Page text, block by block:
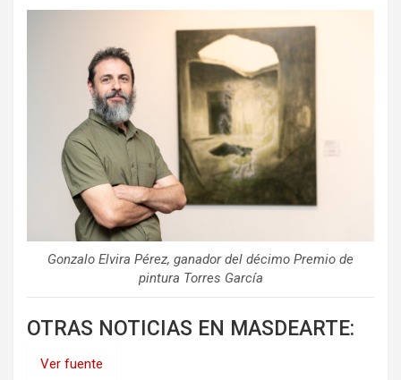
Gonzalo Elvira Pérez, ganador del décimo Premio de
pintura Torres García
OTRAS NOTICIAS EN MASDEARTE:
Ver fuente